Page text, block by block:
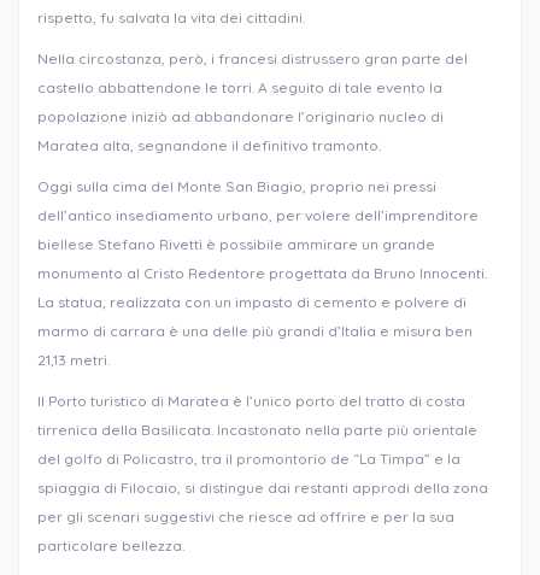
rispetto, fu salvata la vita dei cittadini.
Nella circostanza, però, i francesi distrussero gran parte del
castello abbattendone le torri. A seguito di tale evento la
popolazione iniziò ad abbandonare l’originario nucleo di
Maratea alta, segnandone il definitivo tramonto.
Oggi sulla cima del Monte San Biagio, proprio nei pressi
dell’antico insediamento urbano, per volere dell’imprenditore
biellese Stefano Rivetti è possibile ammirare un grande
monumento al Cristo Redentore progettata da Bruno Innocenti.
La statua, realizzata con un impasto di cemento e polvere di
marmo di carrara è una delle più grandi d’Italia e misura ben
21,13 metri.
Il Porto turistico di Maratea è l’unico porto del tratto di costa
tirrenica della Basilicata. Incastonato nella parte più orientale
del golfo di Policastro, tra il promontorio de “La Timpa” e la
spiaggia di Filocaio, si distingue dai restanti approdi della zona
per gli scenari suggestivi che riesce ad offrire e per la sua
particolare bellezza.